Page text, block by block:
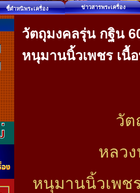
ชี้ตำหนิพระเครื่อง ข่าวสารพระเครื่อง
วัตถุมงคลรุ่น กฐิน
หนุมานนิ้วเพชร เนื้
วัต
หลว
หนุมานนิ้วเพช